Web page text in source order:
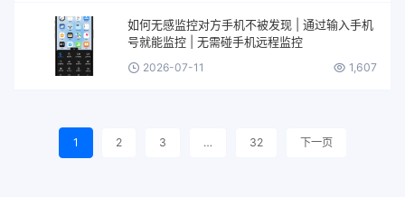
如何无感监控对方手机不被发现 | 通过输入手机
号就能监控 | 无需碰手机远程监控
2026-07-11 1,607
1 2 3 … 32 下一页